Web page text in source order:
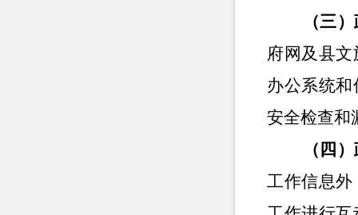
（三
府网及县
办公系统
安全检查和
（四
工作信息